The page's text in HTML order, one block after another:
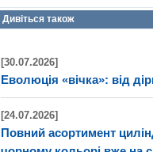
Дивіться також
[30.07.2026]
Еволюція «вічка»: від
[24.07.2026]
Повний асортимент